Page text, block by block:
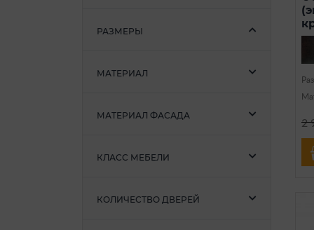
РАЗМЕРЫ
МАТЕРИАЛ
МАТЕРИАЛ ФАСАДА
КЛАСС МЕБЕЛИ
КОЛИЧЕСТВО ДВЕРЕЙ
2